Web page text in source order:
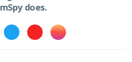
mSpy does.